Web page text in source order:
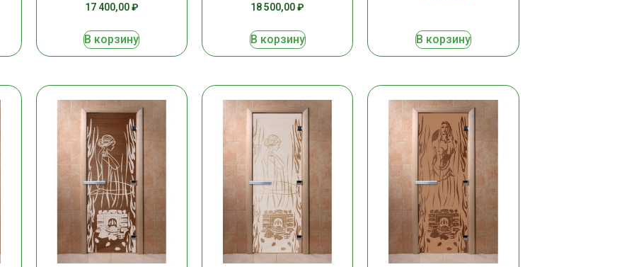
17 400,00₽
В корзину
18 500,00₽
В корзину В корзину